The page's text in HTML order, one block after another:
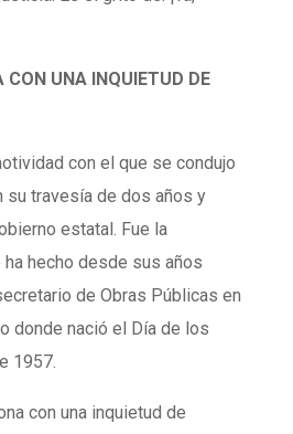
CON UNA INQUIETUD DE
con el que se condujo
su travesía de dos años y
estatal. Fue la
hecho desde sus años
de Obras Públicas en
donde nació el Día de los
1957.
con una inquietud de